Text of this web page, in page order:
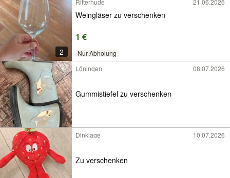
2
Ritterhude 21.06.2026
Weingläser zu verschenken
1 €
Nur Abholung
Löningen
08.07.2026
Gummistiefel zu verschenken
Dinklage 10.07.2026
Zu verschenken